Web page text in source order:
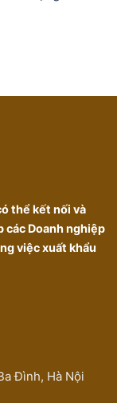
thể kết nối và
các Doanh nghiệp
việc xuất khẩu
Đình, Hà Nội